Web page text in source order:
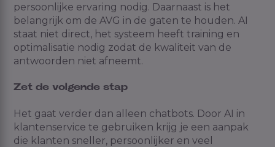
persoonlijke ervaring nodig. Daarnaast is het
belangrijk om de AVG in de gaten te houden. AI
staat niet direct, het systeem heeft training en
optimalisatie nodig zodat de kwaliteit van de
antwoorden niet afneemt.
Zet de volgende stap
Het gaat verder dan alleen chatbots. Door AI in
klantenservice te gebruiken krijg je een aanpak
die klanten sneller, persoonlijker en veel